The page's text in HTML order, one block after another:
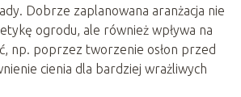
Dobrze zaplanowana aranżacja nie
ogrodu, ale również wpływa na
np. poprzez tworzenie osłon przed
cienia dla bardziej wrażliwych